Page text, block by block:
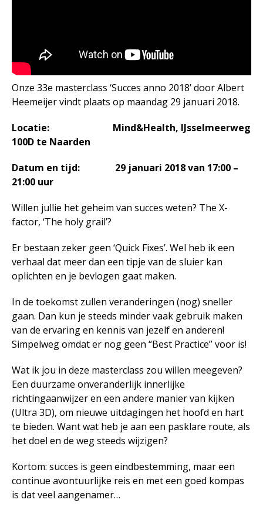
Slaaptest
Boekenadvies
Voeding
Humor
Ontspanning
Werkleven
Zingeving
Contactformulier
Algemene Voorwaarden
Privacyreglement
Onze 33e masterclass ‘Succes anno 2018’ door Albert
Heemeijer vindt plaats op maandag 29 januari 2018.
Locatie: Mind&Health, IJsselmeerweg
100D te Naarden
Datum en tijd: 29 januari 2018 van 17:00 –
21:00 uur
Willen jullie het geheim van succes weten? The X-
factor, ‘The holy grail’?
Er bestaan zeker geen ‘Quick Fixes’. Wel heb ik een
verhaal dat meer dan een tipje van de sluier kan
oplichten en je bevlogen gaat maken.
In de toekomst zullen veranderingen (nog) sneller
gaan. Dan kun je steeds minder vaak gebruik maken
van de ervaring en kennis van jezelf en anderen!
Simpelweg omdat er nog geen “Best Practice” voor is!
Wat ik jou in deze masterclass zou willen meegeven?
Een duurzame onveranderlijk innerlijke
richtingaanwijzer en een andere manier van kijken
(Ultra 3D), om nieuwe uitdagingen het hoofd en hart
te bieden. Want wat heb je aan een pasklare route, als
het doel en de weg steeds wijzigen?
Kortom: succes is geen eindbestemming, maar een
continue avontuurlijke reis en met een goed kompas
is dat veel aangenamer…